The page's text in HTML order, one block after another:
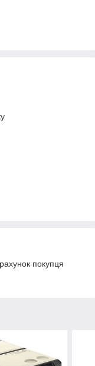
покупця